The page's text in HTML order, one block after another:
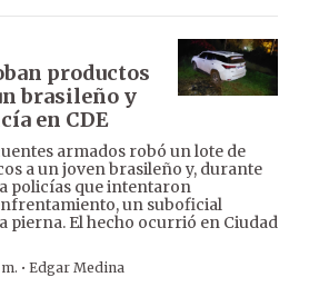
productos
brasileño y
en CDE
armados robó un lote de
a un joven brasileño y, durante
policías que intentaron
un suboficial
pierna. El hecho ocurrió en Ciudad
· Edgar Medina